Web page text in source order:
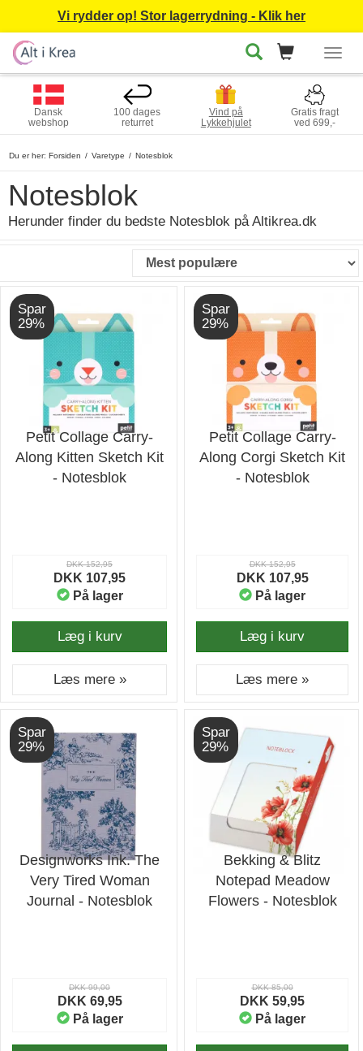
Vi rydder op! Stor lagerrydning - Klik her
Dansk
webshop
100 dages
returret
Vind på
Lykkehjulet
Gratis fragt
ved 699,-
Du er her: Forsiden Varetype Notesblok
Notesblok
Herunder finder du bedste Notesblok på Altikrea.dk
Spar
29%
Petit Collage Carry-
Along Kitten Sketch Kit
- Notesblok
DKK 152,95
DKK 107,95
På lager
Læg i kurv
Læs mere »
Spar
29%
Petit Collage Carry-
Along Corgi Sketch Kit
- Notesblok
DKK 152,95
DKK 107,95
På lager
Læg i kurv
Læs mere »
Spar
29%
Designworks Ink. The
Very Tired Woman
Journal - Notesblok
DKK 99,00
DKK 69,95
På lager
Spar
29%
Bekking & Blitz
Notepad Meadow
Flowers - Notesblok
DKK 85,00
DKK 59,95
På lager